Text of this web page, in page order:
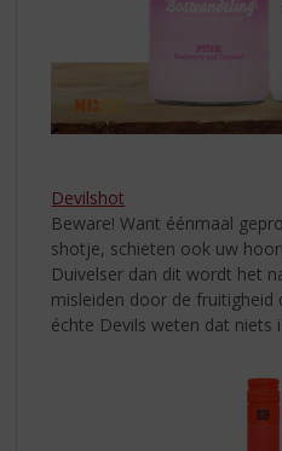
Devilshot
Beware! Want éénmaal
shotje, schieten ook uw
Duivelser dan dit wordt het
misleiden door de
échte Devils weten dat niets